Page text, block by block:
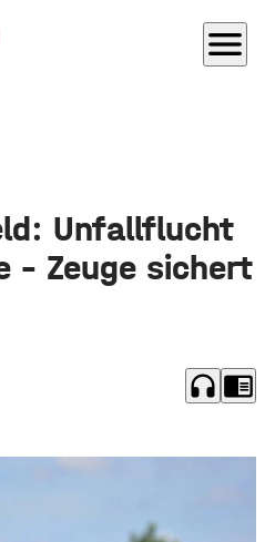
menu
Unfallflucht
– Zeuge sichert
headphones chrome_reader_mode